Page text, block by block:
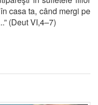
casa ta, când mergi pe
(Deut VI,4–7)